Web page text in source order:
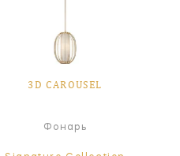
3D CAROUSEL
Фонарь